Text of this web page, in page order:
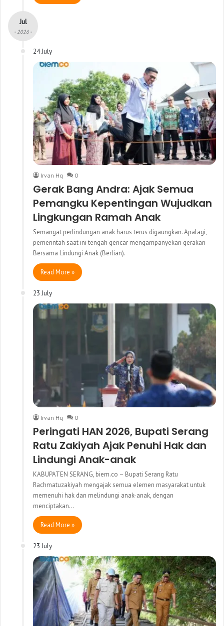
Jul
- 2026 -
24 July
Irvan Hq 0
Gerak Bang Andra: Ajak Semua
Pemangku Kepentingan Wujudkan
Lingkungan Ramah Anak
Semangat perlindungan anak harus terus digaungkan. Apalagi,
pemerintah saat ini tengah gencar mengampanyekan gerakan
Bersama Lindungi Anak (Berlian).
Read More »
23 July
Irvan Hq 0
Peringati HAN 2026, Bupati Serang
Ratu Zakiyah Ajak Penuhi Hak dan
Lindungi Anak-anak
KABUPATEN SERANG, biem.co – Bupati Serang Ratu
Rachmatuzakiyah mengajak semua elemen masyarakat untuk
memenuhi hak dan melindungi anak-anak, dengan
menciptakan…
Read More »
23 July